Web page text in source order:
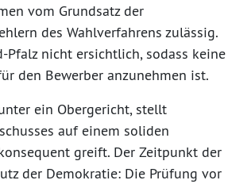
vom Grundsatz der
des Wahlverfahrens zulässig.
nicht ersichtlich, sodass keine
den Bewerber anzunehmen ist.
ein Obergericht, stellt
auf einem soliden
greift. Der Zeitpunkt der
der Demokratie: Die Prüfung vor